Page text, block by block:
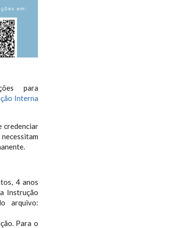
para
Interna
credenciar
4 anos
Instrução
arquivo:
Para o